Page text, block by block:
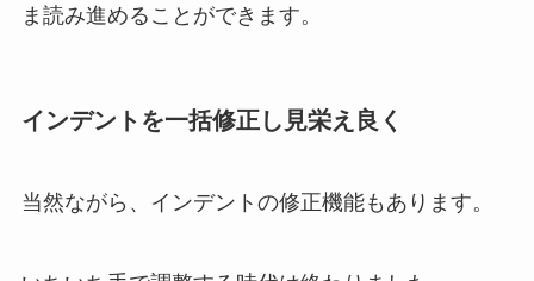
ま読み進めることができます。
インデントを一括修正し見栄え良く
当然ながら、インデントの修正機能もあります。